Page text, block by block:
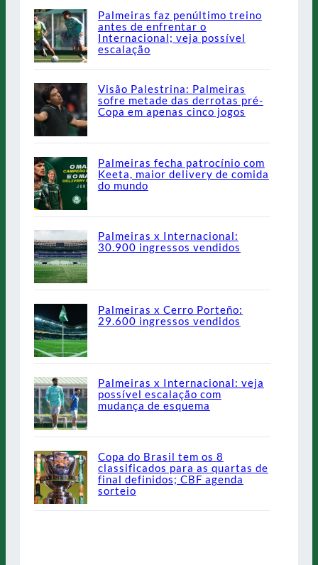
Palmeiras faz penúltimo treino
antes de enfrentar o
Internacional; veja possível
escalação
Visão Palestrina: Palmeiras
sofre metade das derrotas pré-
Copa em apenas cinco jogos
Palmeiras fecha patrocínio com
Keeta, maior delivery de comida
do mundo
Palmeiras x Internacional:
30.900 ingressos vendidos
Palmeiras x Cerro Porteño:
29.600 ingressos vendidos
Palmeiras x Internacional: veja
possível escalação com
mudança de esquema
Copa do Brasil tem os 8
classificados para as quartas de
final definidos; CBF agenda
sorteio